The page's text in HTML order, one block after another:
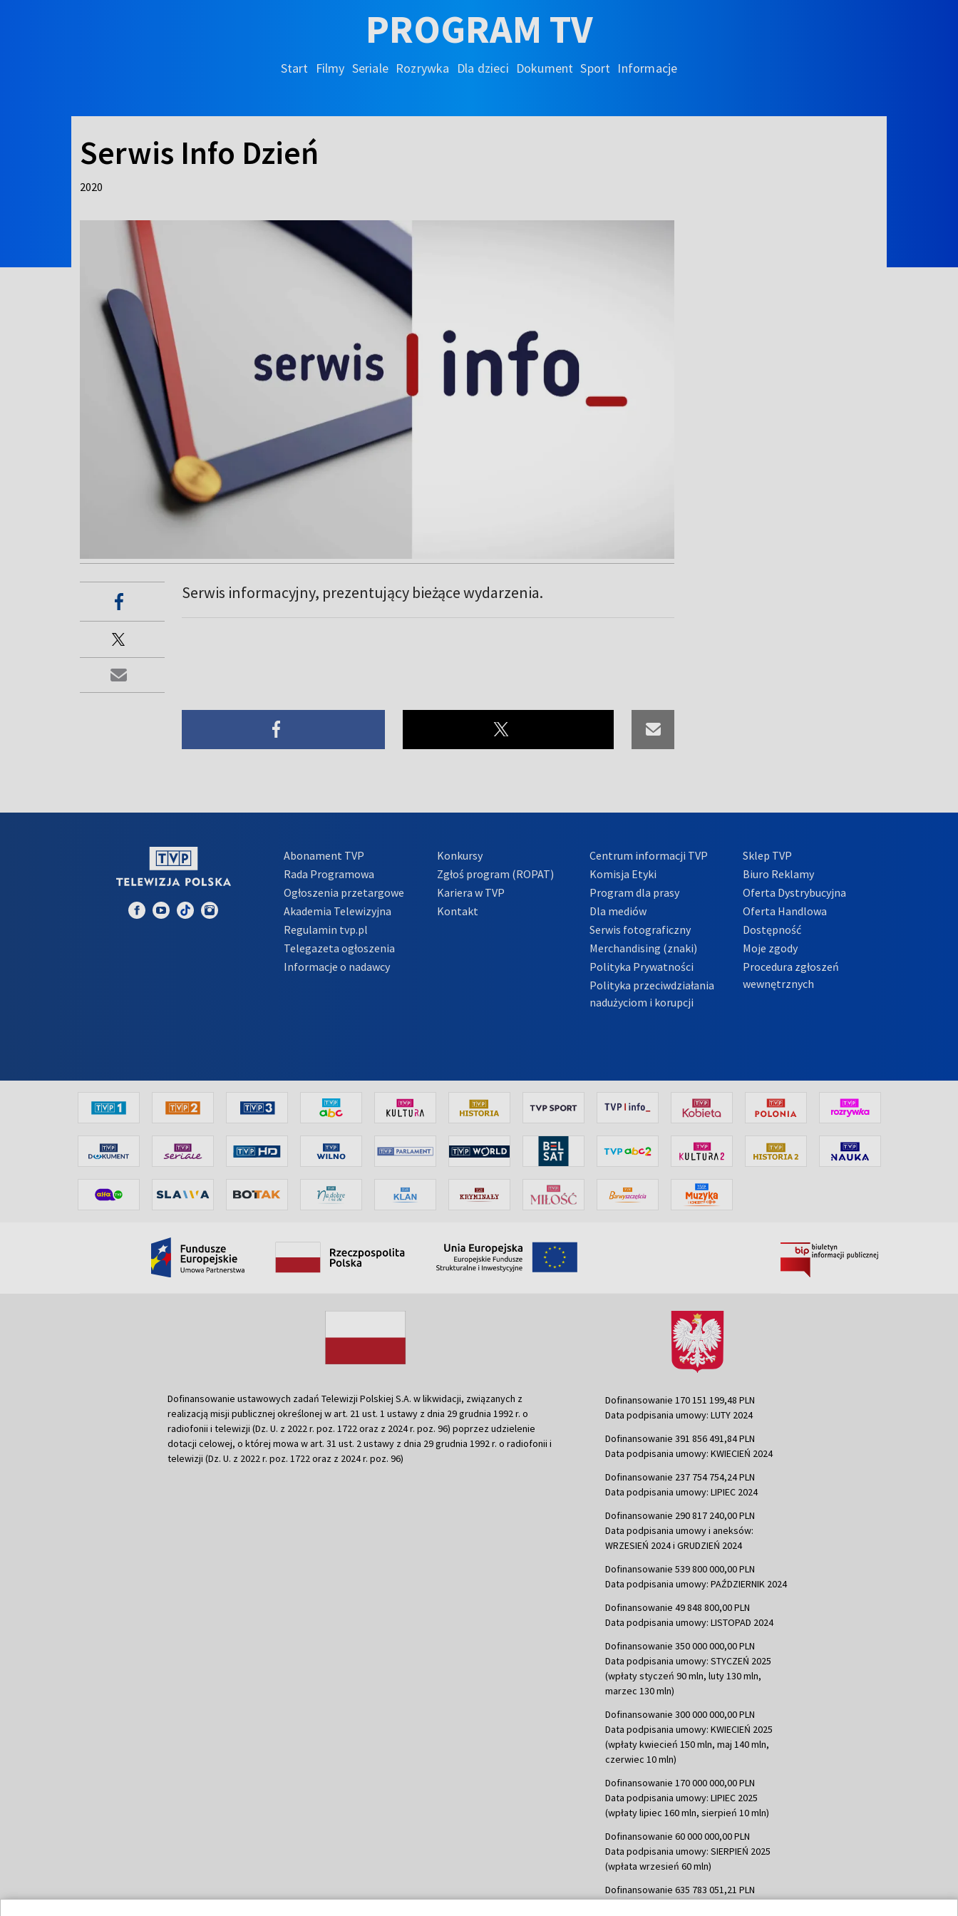
PROGRAM TV
Start Filmy Seriale Rozrywka Dla dzieci Dokument Sport Informacje
Serwis Info Dzień
2020
Serwis informacyjny, prezentujący bieżące wydarzenia.
Abonament TVP
Rada Programowa
Ogłoszenia przetargowe
Akademia Telewizyjna
Regulamin tvp.pl
Telegazeta ogłoszenia
Informacje o nadawcy
Konkursy
Zgłoś program (ROPAT)
Kariera w TVP
Kontakt
Centrum informacji TVP
Komisja Etyki
Program dla prasy
Dla mediów
Serwis fotograficzny
Merchandising (znaki)
Polityka Prywatności
Polityka przeciwdziałania
nadużyciom i korupcji
Sklep TVP
Biuro Reklamy
Oferta Dystrybucyjna
Oferta Handlowa
Dostępność
Moje zgody
Procedura zgłoszeń
wewnętrznych
Dofinansowanie ustawowych zadań Telewizji Polskiej S.A. w likwidacji, związanych z
realizacją misji publicznej określonej w art. 21 ust. 1 ustawy z dnia 29 grudnia 1992 r. o
radiofonii i telewizji (Dz. U. z 2022 r. poz. 1722 oraz z 2024 r. poz. 96) poprzez udzielenie
dotacji celowej, o której mowa w art. 31 ust. 2 ustawy z dnia 29 grudnia 1992 r. o radiofonii i
telewizji (Dz. U. z 2022 r. poz. 1722 oraz z 2024 r. poz. 96)
Dofinansowanie 170 151 199,48 PLN
Data podpisania umowy: LUTY 2024
Dofinansowanie 391 856 491,84 PLN
Data podpisania umowy: KWIECIEŃ 2024
Dofinansowanie 237 754 754,24 PLN
Data podpisania umowy: LIPIEC 2024
Dofinansowanie 290 817 240,00 PLN
Data podpisania umowy i aneksów:
WRZESIEŃ 2024 i GRUDZIEŃ 2024
Dofinansowanie 539 800 000,00 PLN
Data podpisania umowy: PAŹDZIERNIK 2024
Dofinansowanie 49 848 800,00 PLN
Data podpisania umowy: LISTOPAD 2024
Dofinansowanie 350 000 000,00 PLN
Data podpisania umowy: STYCZEŃ 2025
(wpłaty styczeń 90 mln, luty 130 mln,
marzec 130 mln)
Dofinansowanie 300 000 000,00 PLN
Data podpisania umowy: KWIECIEŃ 2025
(wpłaty kwiecień 150 mln, maj 140 mln,
czerwiec 10 mln)
Dofinansowanie 170 000 000,00 PLN
Data podpisania umowy: LIPIEC 2025
(wpłaty lipiec 160 mln, sierpień 10 mln)
Dofinansowanie 60 000 000,00 PLN
Data podpisania umowy: SIERPIEŃ 2025
(wpłata wrzesień 60 mln)
Dofinansowanie 635 783 051,21 PLN